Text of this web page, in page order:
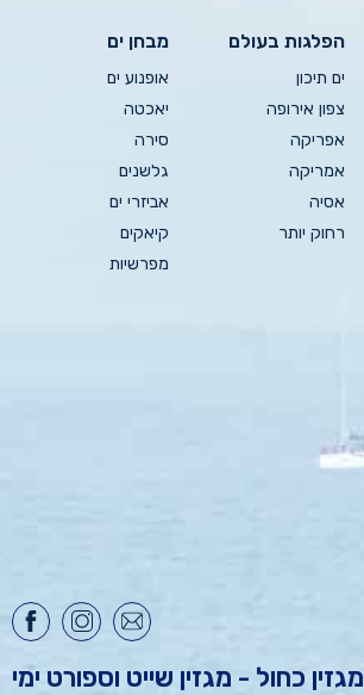
הפלגות בעולם
ים תיכון
צפון אירופה
אפריקה
אמריקה
אסיה
רחוק יותר
מבחן ים
אופנוע ים
יאכטה
סירה
גלשנים
אביזרי ים
קיאקים
מפרשיות
מגזין כחול - מגזין שייט וספורט ימי